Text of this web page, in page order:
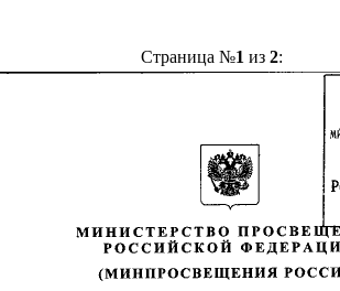
Страница №1 из 2: